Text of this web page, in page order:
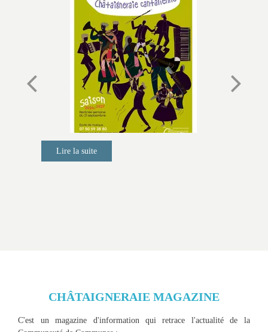
CHÂTAIGNERAIE MAGAZINE
C'est un magazine d'information qui retrace l'actualité de la